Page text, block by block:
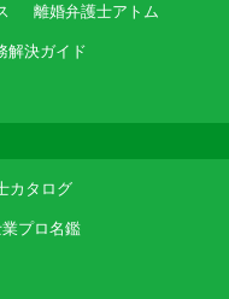
離婚弁護士アトム
解決ガイド
カタログ
プロ名鑑